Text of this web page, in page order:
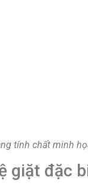
tính chất minh
giặt đặc